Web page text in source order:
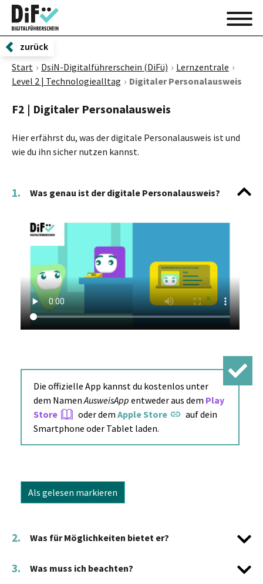
zurück
Start
DsiN-Digitalführerschein (DiFü)
Lernzentrale
Level 2 | Technologiealltag
Digitaler Personalausweis
F2 | Digitaler Personalausweis
Hier erfährst du, was der digitale Personalausweis ist und
wie du ihn sicher nutzen kannst.
1. Was genau ist der digitale Personalausweis?
Die offizielle App kannst du kostenlos unter
dem NamenAusweisApp entweder aus dem Play
Store
oder dem Apple Store
auf dein
Smartphone oder Tablet laden.
Als gelesen markieren
2. Was für Möglichkeiten bietet er?
3. Was muss ich beachten?